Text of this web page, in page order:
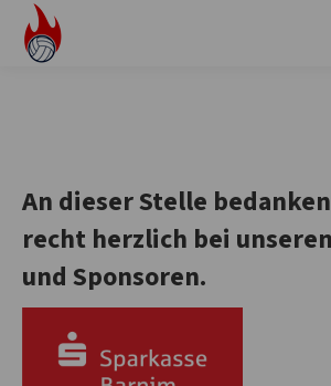
An dieser Stelle
recht herzlich bei
und Sponsoren.